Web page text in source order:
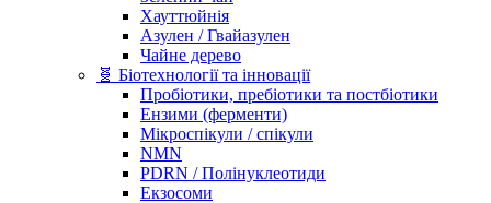
Хауттюйнія
Азулен / Гвайазулен
Чайне дерево
🧬 Біотехнології та інновації
Пробіотики, пребіотики та постбіотики
Ензими (ферменти)
Мікроспікули / спікули
NMN
PDRN / Полінуклеотиди
Екзосоми